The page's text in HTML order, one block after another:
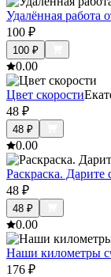
Удалённая работа
100 ₽
100 ₽
0.00
Цвет скорости
48 ₽
48 ₽
0.00
Раскраска.
48 ₽
48 ₽
0.00
Наши километры
176 ₽